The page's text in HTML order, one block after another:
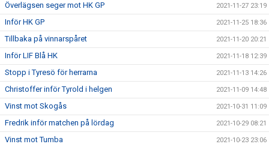
Överlägsen seger mot HK GP 2021-11-27 23:19
Inför HK GP 2021-11-25 18:36
Tillbaka på vinnarspåret 2021-11-20 20:21
Inför LIF Blå HK 2021-11-18 12:39
Stopp i Tyresö för herrarna 2021-11-13 14:26
Christoffer inför Tyrold i helgen 2021-11-09 14:48
Vinst mot Skogås 2021-10-31 11:09
Fredrik inför matchen på lördag 2021-10-29 08:21
Vinst mot Tumba 2021-10-23 23:06